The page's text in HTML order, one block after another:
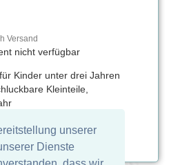
unserer
Dienste
Versand
nicht verfügbar
Kinder unter drei Jahren
Kleinteile,